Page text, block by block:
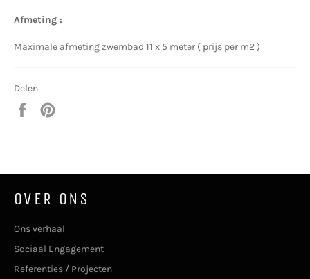
Afmeting :
Maximale afmeting zwembad 11 x 5 meter ( prijs per m2 )
Delen
Delen
OVER ONS
Ons verhaal
Sociaal Engagement
Referenties / Projecten